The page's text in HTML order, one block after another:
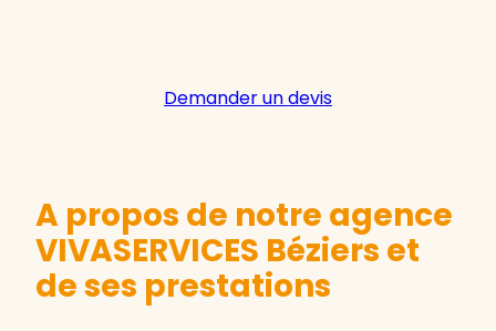
Demander un devis
A propos de notre agence
VIVASERVICES Béziers et
de ses prestations